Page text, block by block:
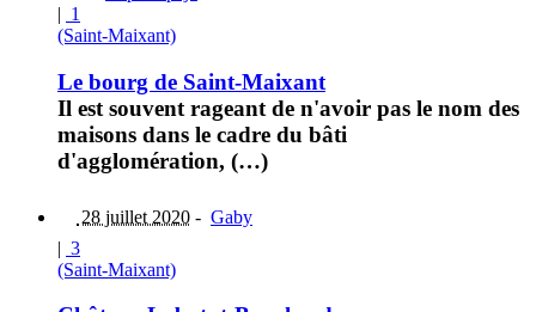
| 1
(Saint-Maixant)
Le bourg de Saint-Maixant
Il est souvent rageant de n'avoir pas le nom des
maisons dans le cadre du bâti
d'agglomération, (…)
28 juillet 2020 - Gaby
| 3
(Saint-Maixant)